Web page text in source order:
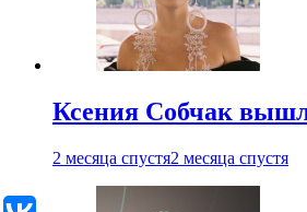
Ксения Собчак
2 месяца спустя2 месяца спустя